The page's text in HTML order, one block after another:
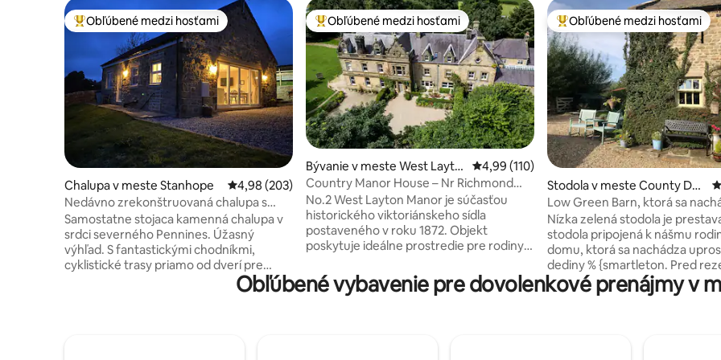
Najobľúbenejšie medzi hosťami
Obľúbené medzi hosťami
Chalupa v meste Stanhope Priemerné ohodnotenie 4,98 z 5, počet hodnotení: 203
4,98 (203)
Nedávno zrekonštruovaná chalupa s
panoramatickým výhľadom
Samostatne stojaca kamenná chalupa v
srdci severného Pennines. Úžasný
výhľad. S fantastickými chodníkmi,
cyklistické trasy priamo od dverí pre
tých, ktorí majú dostatok energie,
Najobľúbenejšie medzi hosťami
Obľúbené medzi hosťami
Bývanie v meste West Layto
n
Priemerné ohodnotenie 4,99 z 5, počet
4,99 (110)
Country Manor House – Nr Richmond
North Yorkshire
No.2 West Layton Manor je súčasťou
historického viktoriánskeho sídla
postaveného v roku 1872. Objekt
poskytuje ideálne prostredie pre rodiny a
špeciálnych príležitostiach alebo na
dovolenke v krásnom Severnom
Najobľúbenejšie medzi hosťami
Obľúbené medzi hosťami
Stodola v meste County Dur
ham
Low Green Barn, ktorá sa
pokojnom Teesdale
Nízka zelená stodola je
stodola pripojená k nášmu
domu, ktorá sa nachádza
dediny % {smartleton. Pred
majte na pamäti, že ponúkame
obmedzené zariadenia na
spoločné s majiteľmi a môže
Obľúbené vybavenie pre dovolenkové prenájmy v